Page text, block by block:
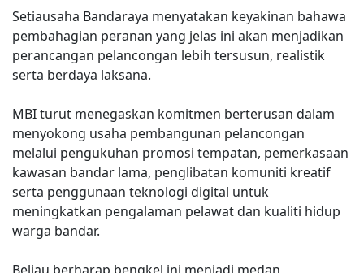
Setiausaha Bandaraya menyatakan keyakinan bahawa
pembahagian peranan yang jelas ini akan menjadikan
perancangan pelancongan lebih tersusun, realistik
serta berdaya laksana.
MBI turut menegaskan komitmen berterusan dalam
menyokong usaha pembangunan pelancongan
melalui pengukuhan promosi tempatan, pemerkasaan
kawasan bandar lama, penglibatan komuniti kreatif
serta penggunaan teknologi digital untuk
meningkatkan pengalaman pelawat dan kualiti hidup
warga bandar.